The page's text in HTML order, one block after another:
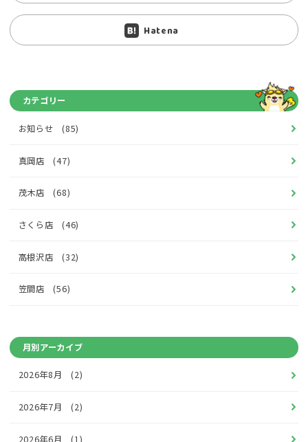
Hatena
カテゴリー
お知らせ (85)
真岡店 (47)
茂木店 (68)
さくら店 (46)
高根沢店 (32)
笠間店 (56)
月別アーカイブ
2026年8月 (2)
2026年7月 (2)
2026年6月 (1)